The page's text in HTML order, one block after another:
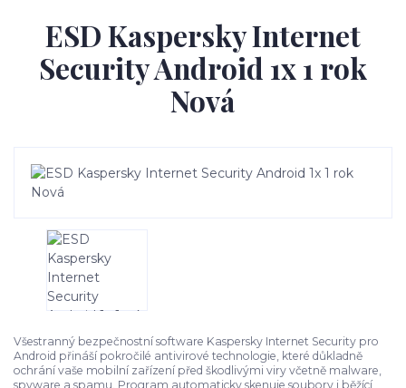
ESD Kaspersky Internet
Security Android 1x 1 rok
Nová
Všestranný bezpečnostní software Kaspersky Internet Security pro
Android přináší pokročilé antivirové technologie, které důkladně
ochrání vaše mobilní zařízení před škodlivými viry včetně malware,
spyware a spamu. Program automaticky skenuje soubory i běžící